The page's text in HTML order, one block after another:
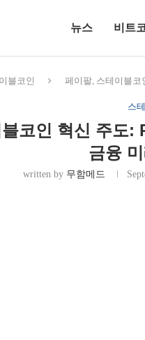
뉴스 비트
블코인 페이팔, 스테이블코
스
코인 혁신 주도:
금융
written by 무함메드